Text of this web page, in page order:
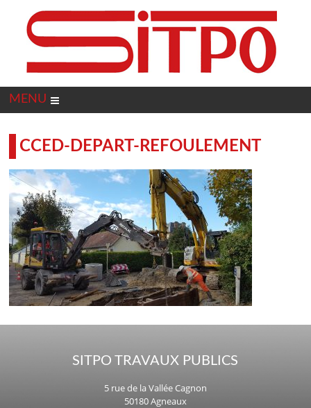
MENU
CCED-DEPART-REFOULEMENT
SITPO TRAVAUX PUBLICS
5 rue de la Vallée Cagnon
50180 Agneaux